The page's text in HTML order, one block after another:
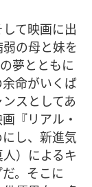
て映画に出
の母と妹を
夢とともに
命がいくば
スとしてあ
『リアル・
し、新進気
）によるキ
。そこに